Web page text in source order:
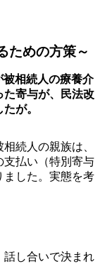
ための方策～
被相続人の療養介
た寄与が、民法改
が。
続人の親族は、
支払い（特別寄与
ました。実態を考
話し合いで決まれ